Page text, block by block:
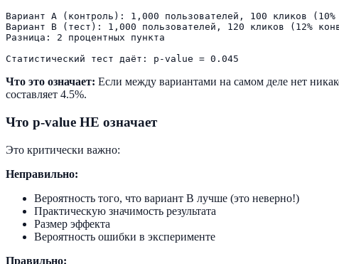
Вариант A (контроль): 1,000 пользователей, 100 кликов (10%
Вариант B (тест): 1,000 пользователей, 120 кликов (12%
Разница: 2 процентных пункта
Что это означает: Если между вариантами на самом деле нет
составляет 4.5%.
Что p-value НЕ означает
Это критически важно:
Неправильно:
Вероятность того, что вариант B лучше (это неверно!)
Практическую значимость результата
Размер эффекта
Вероятность ошибки в эксперименте
Правильно: